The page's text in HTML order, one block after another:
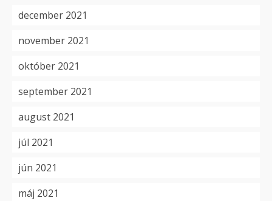
december 2021
november 2021
október 2021
september 2021
august 2021
júl 2021
jún 2021
máj 2021